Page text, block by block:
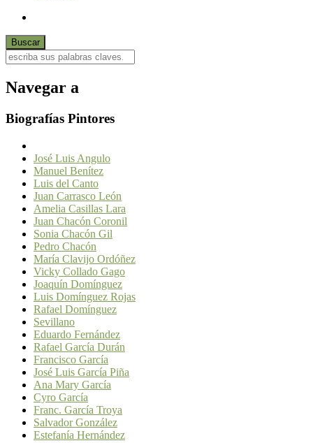
Navegar a
Biografías Pintores
José Luis Angulo
Manuel Benítez
Luis del Canto
Juan Carrasco León
Amelia Casillas Lara
Juan Chacón Coronil
Sonia Chacón Gil
Pedro Chacón
María Clavijo Ordóñez
Vicky Collado Gago
Joaquín Domínguez
Luis Domínguez Rojas
Rafael Domínguez
Sevillano
Eduardo Fernández
Rafael García Durán
Francisco García
José Luis García Piña
Ana Mary García
Cyro García
Franc. García Troya
Salvador González
Estefanía Hernández